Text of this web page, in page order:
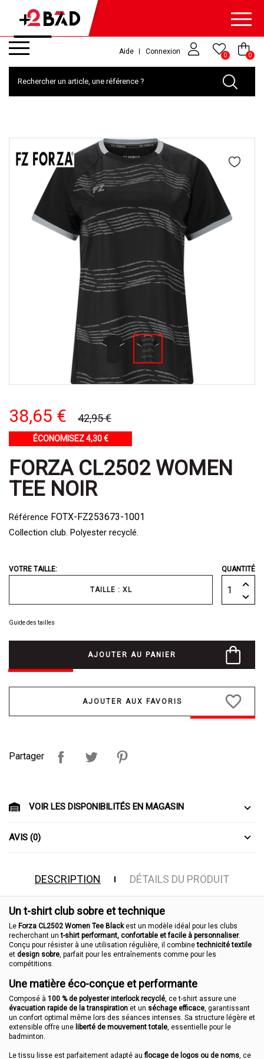
Aide Connexion 0 0
38,65 € 42,95 €
ÉCONOMISEZ 4,30 €
FORZA CL2502 WOMEN
TEE NOIR
Référence FOTX-FZ253673-1001
Collection club. Polyester recyclé.
VOTRE TAILLE:
TAILLE : XL
QUANTITÉ
Guide des tailles
AJOUTER AU PANIER
favorite_border
Partager
VOIR LES DISPONIBILITÉS EN MAGASIN
AVIS (0)
DESCRIPTION DÉTAILS DU PRODUIT
Un t-shirt club sobre et technique
Le Forza CL2502 Women Tee Blackest un modèle idéal pour les clubs
recherchant unt-shirt performant, confortable et facile à personnaliser.
Conçu pour résister à une utilisation régulière, il combinetechnicité textile
et design sobre, parfait pour les entraînements comme pour les
compétitions.
Une matière éco-conçue et performante
Composé à 100 % de polyester interlock recyclé, ce t-shirt assure une
évacuation rapide de la transpiration et un séchage efficace, garantissant
un confort optimal même lors des séances intenses. Sa structure légère et
extensible offre une liberté de mouvement totale, essentielle pour le
badminton.
Le tissu lisse est parfaitement adapté auflocage de logos ou de noms, ce